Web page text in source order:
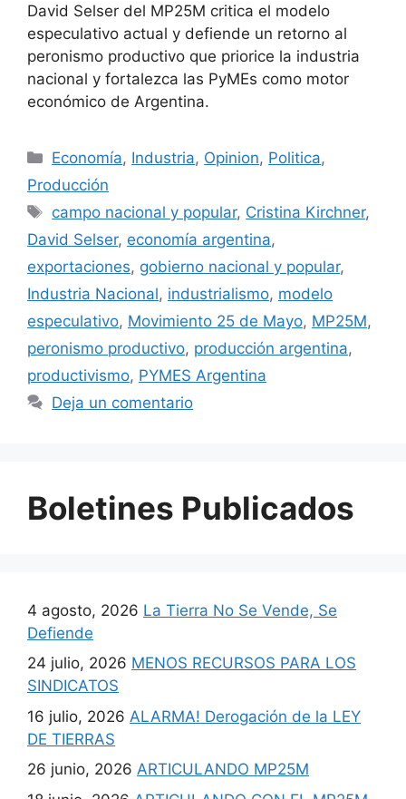
David Selser del MP25M critica el modelo
especulativo actual y defiende un retorno al
peronismo productivo que priorice la industria
nacional y fortalezca las PyMEs como motor
económico de Argentina.
Economía, Industria, Opinion, Politica,
Producción
campo nacional y popular, Cristina Kirchner,
David Selser, economía argentina,
exportaciones, gobierno nacional y popular,
Industria Nacional, industrialismo, modelo
especulativo, Movimiento 25 de Mayo, MP25M,
peronismo productivo, producción argentina,
productivismo, PYMES Argentina
Deja un comentario
Boletines Publicados
4 agosto, 2026 La Tierra No Se Vende, Se
Defiende
24 julio, 2026 MENOS RECURSOS PARA LOS
SINDICATOS
16 julio, 2026 ALARMA! Derogación de la LEY
DE TIERRAS
26 junio, 2026 ARTICULANDO MP25M